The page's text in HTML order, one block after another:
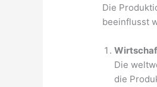
Die
beeinflusst
Die
die